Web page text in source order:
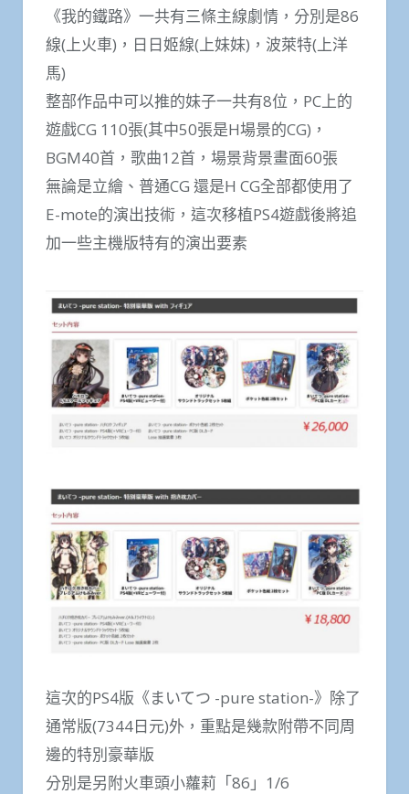
《我的鐵路》一共有三條主線劇情，分別是86
線(上火車)，日日姬線(上妹妹)，波萊特(上洋
馬)
整部作品中可以推的妹子一共有8位，PC上的
遊戲CG 110張(其中50張是H場景的CG)，
BGM40首，歌曲12首，場景背景畫面60張
無論是立繪、普通CG 還是H CG全部都使用了
E-mote的演出技術，這次移植PS4遊戲後將追
加一些主機版特有的演出要素
這次的PS4版《まいてつ -pure station-》除了
通常版(7344日元)外，重點是幾款附帶不同周
邊的特別豪華版
分別是另附火車頭小蘿莉「86」1/6